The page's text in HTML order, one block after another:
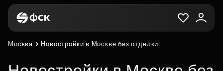
Москва Новостройки в Москве без отделки